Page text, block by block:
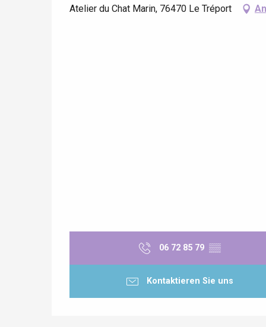
Atelier du Chat Marin, 76470 Le Tréport
06 72 85 79 ▒▒
Kontaktieren Sie uns